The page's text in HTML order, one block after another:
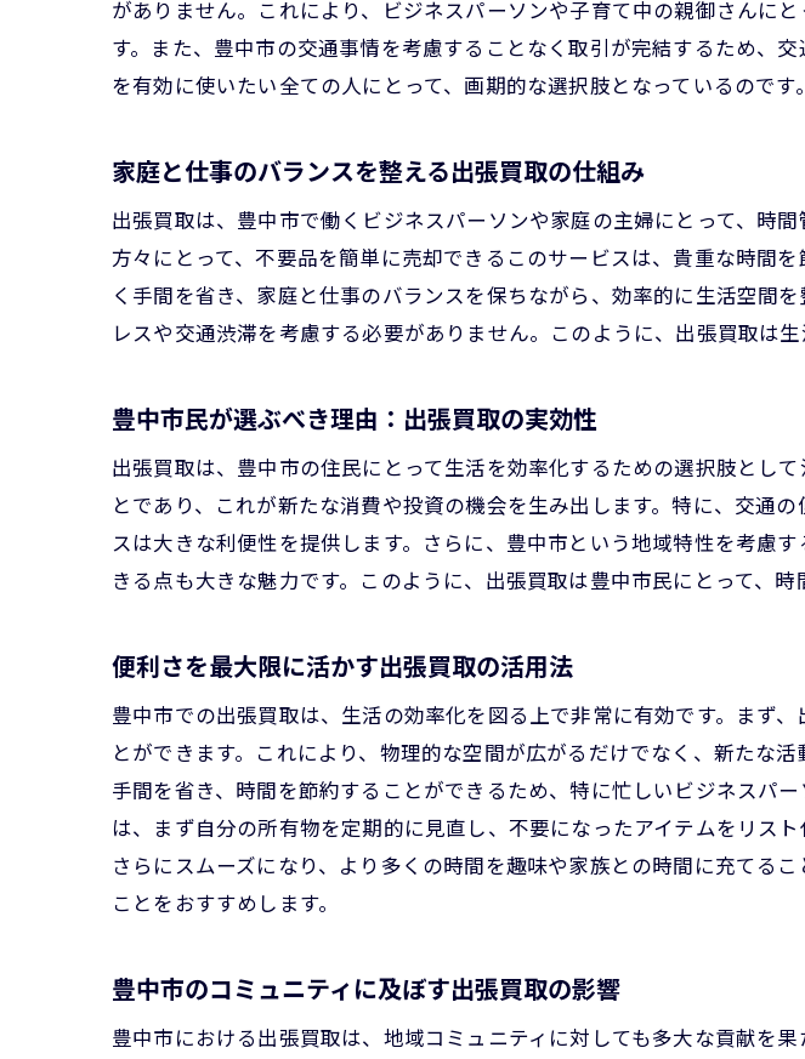
出張買取がもたら
豊中市での出張買取が
不用品を整理して
自宅がもっと快適
スペースの有効活
出張買取で実現す
おしゃれで機能的
忙しさを気にせず
自宅で完結する便
効率的な生活スタ
時間と労力を節約
豊中市の生活を変
出張買取がもたら
忙しい日々を支え
安心して利用でき
がありません。これにより、ビジネスパーソンや子育て中の親御さんに
す。また、豊中市の交通事情を考慮することなく取引が完結するため、
を有効に使いたい全ての人にとって、画期的な選択肢となっているのです。
家庭と仕事のバランスを整える出張買取の仕組み
出張買取は、豊中市で働くビジネスパーソンや家庭の主婦にとって、時
方々にとって、不要品を簡単に売却できるこのサービスは、貴重な時間
く手間を省き、家庭と仕事のバランスを保ちながら、効率的に生活空間
レスや交通渋滞を考慮する必要がありません。このように、出張買取は
豊中市民が選ぶべき理由：出張買取の実効性
出張買取は、豊中市の住民にとって生活を効率化するための選択肢とし
とであり、これが新たな消費や投資の機会を生み出します。特に、交通
スは大きな利便性を提供します。さらに、豊中市という地域特性を考慮
きる点も大きな魅力です。このように、出張買取は豊中市民にとって、
便利さを最大限に活かす出張買取の活用法
豊中市での出張買取は、生活の効率化を図る上で非常に有効です。まず
とができます。これにより、物理的な空間が広がるだけでなく、新たな
手間を省き、時間を節約することができるため、特に忙しいビジネスパ
は、まず自分の所有物を定期的に見直し、不要になったアイテムをリス
さらにスムーズになり、より多くの時間を趣味や家族との時間に充てる
ことをおすすめします。
豊中市のコミュニティに及ぼす出張買取の影響
豊中市における出張買取は、地域コミュニティに対しても多大な貢献を